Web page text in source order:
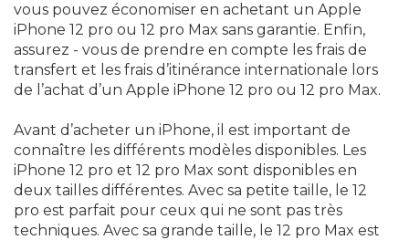
vous pouvez économiser en achetant un Apple
iPhone 12 pro ou 12 pro Max sans garantie. Enfin,
assurez - vous de prendre en compte les frais de
transfert et les frais d’itinérance internationale lors
de l’achat d’un Apple iPhone 12 pro ou 12 pro Max.
Avant d’acheter un iPhone, il est important de
connaître les différents modèles disponibles. Les
iPhone 12 pro et 12 pro Max sont disponibles en
deux tailles différentes. Avec sa petite taille, le 12
pro est parfait pour ceux qui ne sont pas très
techniques. Avec sa grande taille, le 12 pro Max est